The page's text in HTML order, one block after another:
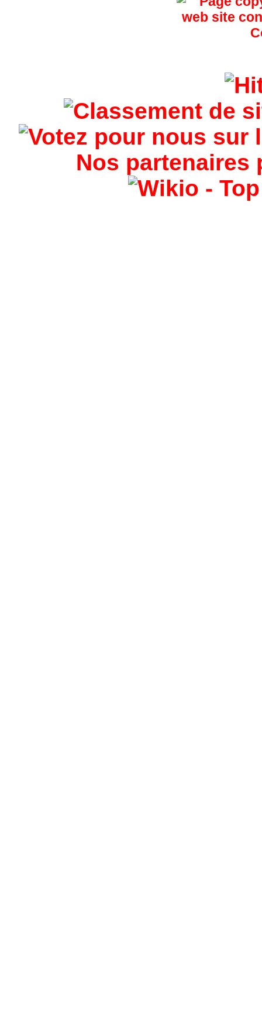
Nos partenaires